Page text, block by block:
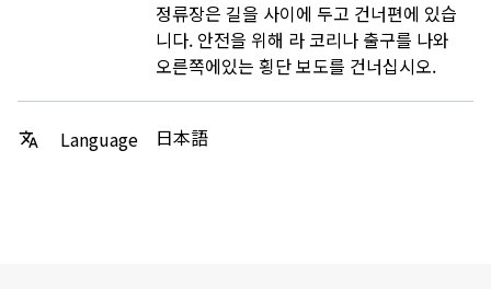
정류장은 길을 사이에 두고 건너편에 있습
니다. 안전을 위해 라 코리나 출구를 나와
오른쪽에있는 횡단 보도를 건너십시오.
Language 日本語